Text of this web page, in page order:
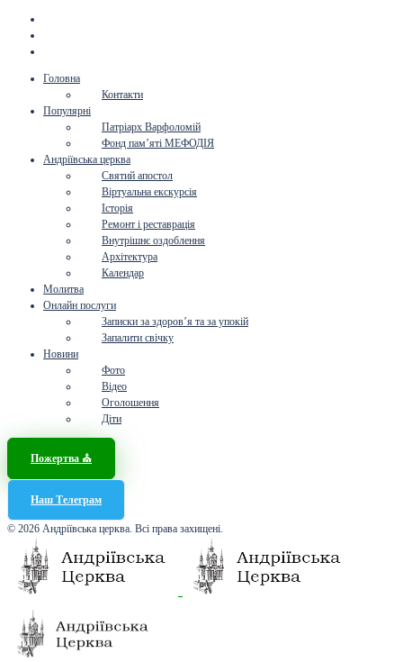
Головна
Контакти
Популярні
Патріарх Варфоломій
Фонд пам’яті МЕФОДІЯ
Андріївська церква
Святий апостол
Віртуальна екскурсія
Історія
Ремонт і реставрація
Внутрішнє оздоблення
Архітектура
Календар
Молитва
Онлайн послуги
Записки за здоров’я та за упокій
Запалити свічку
Новини
Фото
Відео
Оголошення
Діти
Пожертва ⛪️
Наш Телеграм
© 2026 Андріївська церква. Всі права захищені.